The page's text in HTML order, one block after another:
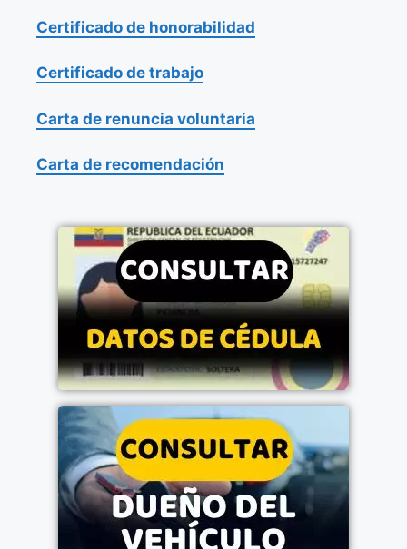
Certificado de honorabilidad
Certificado de trabajo
Carta de renuncia voluntaria
Carta de recomendación